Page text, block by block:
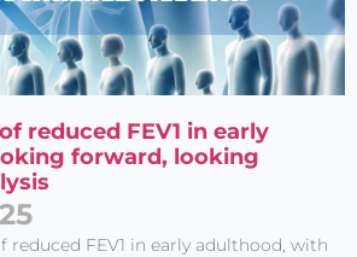
reduced FEV1 in early
forward, looking
reduced FEV1 in early adulthood, with